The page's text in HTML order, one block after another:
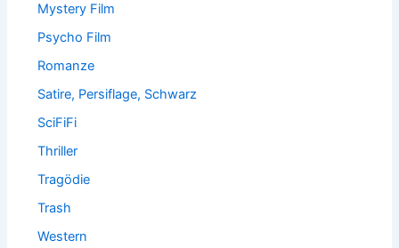
Mystery Film
Psycho Film
Romanze
Satire, Persiflage, Schwarz
SciFiFi
Thriller
Tragödie
Trash
Western